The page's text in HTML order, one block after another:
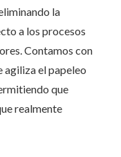
la
a los procesos
Contamos con
agiliza el papeleo
que
realmente